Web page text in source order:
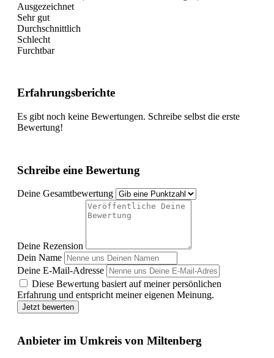
Ausgezeichnet
Sehr gut
Durchschnittlich
Schlecht
Furchtbar
Erfahrungsberichte
Es gibt noch keine Bewertungen. Schreibe selbst die erste
Bewertung!
Schreibe eine Bewertung
Deine Gesamtbewertung
Deine Rezension
Dein Name
Deine E-Mail-Adresse
Diese Bewertung basiert auf meiner persönlichen
Erfahrung und entspricht meiner eigenen Meinung.
Jetzt bewerten
Anbieter im Umkreis von Miltenberg